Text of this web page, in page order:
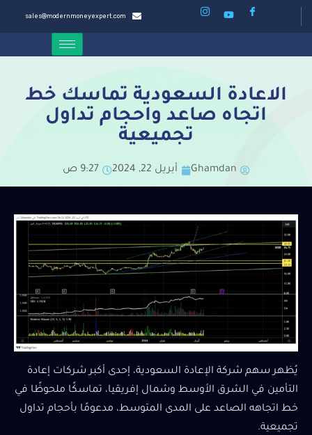
sales@modernmoneyexpert.com
الاعادة السعودية تماسك خط
اتجاه صاعد واحجام تداول
تجميعية
Ghamdan أبريل 22, 2024 9:27 ص
يُظهر سهم شركة الإعادة السعودية، إحدى أكبر شركات إعادة
التأمين في الشرق الأوسط وشمال إفريقيا، تماسكًا ملحوظًا في
خط اتجاهه الصاعد على المدى المتوسط، مدعومًا بأحجام تداول
تجميعية.